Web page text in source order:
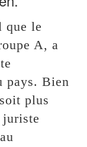
que le
A, a
pays. Bien
plus
juriste